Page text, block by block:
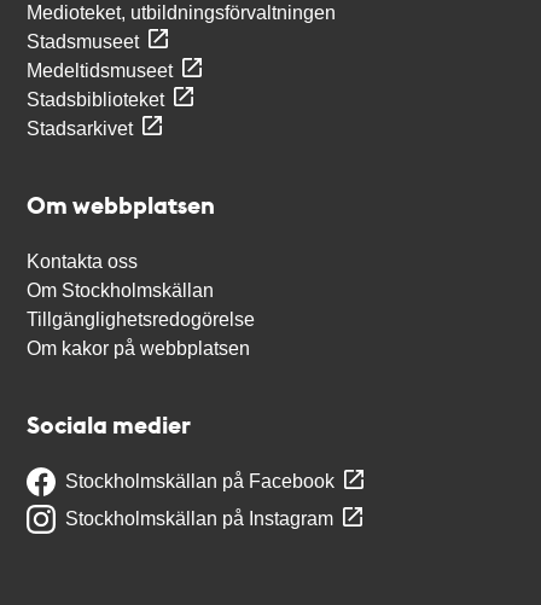
Medioteket, utbildningsförvaltningen
Stadsmuseet
Medeltidsmuseet
Stadsbiblioteket
Stadsarkivet
Om webbplatsen
Kontakta oss
Om Stockholmskällan
Tillgänglighetsredogörelse
Om kakor på webbplatsen
Sociala medier
Stockholmskällan på Facebook
Stockholmskällan på Instagram